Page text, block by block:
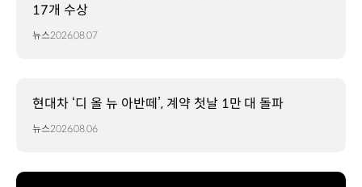
17개 수상
뉴스2026.08.07
현대차 ‘디 올 뉴 아반떼’, 계약 첫날 1만 대 돌파
뉴스2026.08.06